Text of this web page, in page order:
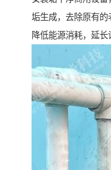
垢生成，去除原有的
降低能源消耗，延长